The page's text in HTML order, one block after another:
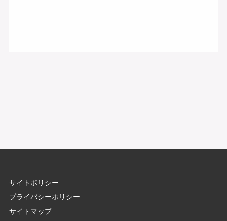
サイトポリシー
プライバシーポリシー
サイトマップ